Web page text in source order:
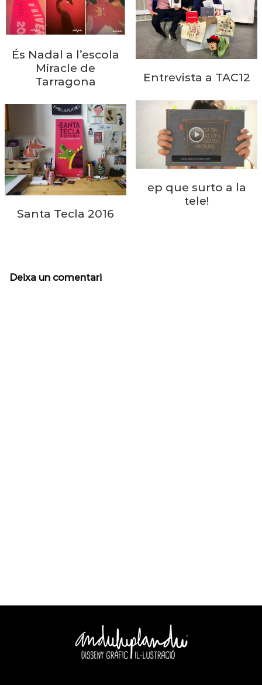
És Nadal a l’escola
Miracle de
Tarragona
Entrevista a TAC12
ep que surto a la
tele!
Santa Tecla 2016
Deixa un comentari